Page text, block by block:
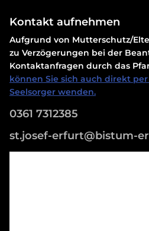
Kontakt aufnehmen
Aufgrund von Mutterschutz/
zu Verzögerungen bei der
Kontaktanfragen durch das
können Sie sich auch direkt
Seelsorger wenden.
0361 7312385
st.josef-erfurt@bistum-